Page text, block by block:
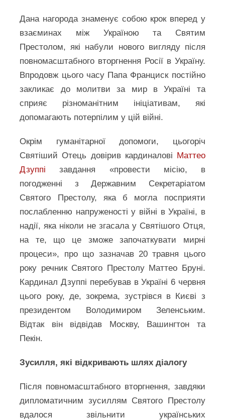
Дана нагорода знаменує собою крок вперед у
взаєминах між Україною та Святим
Престолом, які набули нового вигляду після
повномасштабного вторгнення Росії в Україну.
Впродовж цього часу Папа Франциск постійно
закликає до молитви за мир в Україні та
сприяє різноманітним ініціативам, які
допомагають потерпілим у цій війні.
Окрім гуманітарної допомоги, цьогоріч
Святіший Отець довірив кардиналові Маттео
Дзуппі завдання «провести місію, в
погодженні з Державним Секретаріатом
Святого Престолу, яка б могла посприяти
послабленню напруженості у війні в Україні, в
надії, яка ніколи не згасала у Святішого Отця,
на те, що це зможе започаткувати мирні
процеси», про що зазначав 20 травня цього
року речник Святого Престолу Маттео Бруні.
Кардинал Дзуппі перебував в Україні 6 червня
цього року, де, зокрема, зустрівся в Києві з
президентом Володимиром Зеленським.
Відтак він відвідав Москву, Вашингтон та
Пекін.
Зусилля, які відкривають шлях діалогу
Після повномасштабного вторгнення, завдяки
дипломатичним зусиллям Святого Престолу
вдалося звільнити українських